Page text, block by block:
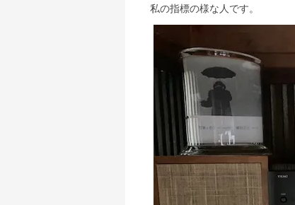
私の指標の様な人です。